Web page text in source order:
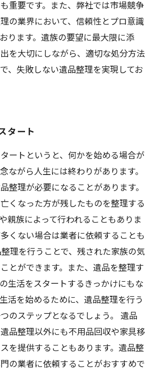
重要です。また、弊社では市場競争
の業界において、信頼性とプロ意識
ります。遺族の要望に最大限に添
を大切にしながら、適切な処分方法
、失敗しない遺品整理を実現してお
タート
ートというと、何かを始める場合が
ながら人生には終わりがあります。
整理が必要になることがあります。
くなった方が残したものを整理する
親族によって行われることもありま
くない場合は業者に依頼することも
理を行うことで、残された家族の気
とができます。また、遺品を整理す
生活をスタートするきっかけにもな
活を始めるために、遺品整理を行う
のステップとなるでしょう。 遺品
品整理以外にも不用品回収や家具移
を提供することもあります。遺品整
の業者に依頼することがおすすめで